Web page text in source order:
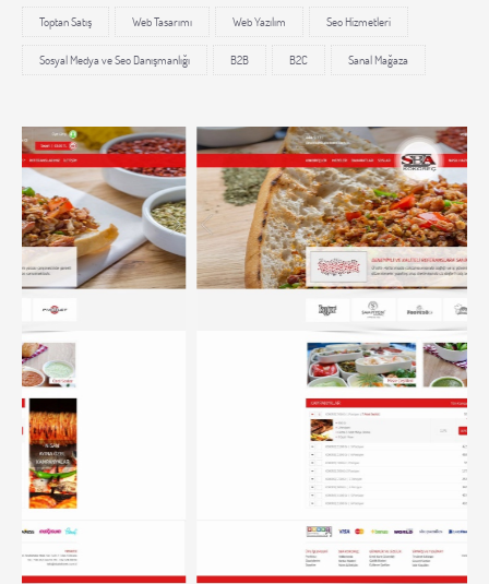
Toptan Satış Web Tasarımı Web Yazılım Seo Hizmetleri
Sosyal Medya ve Seo Danışmanlığı B2B B2C Sanal Mağaza